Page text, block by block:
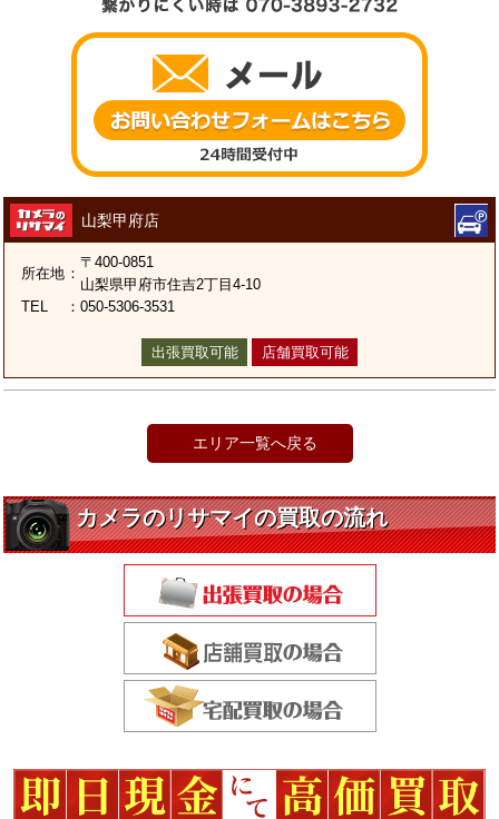
山梨甲府店
所在地 ：
〒400-0851
山梨県甲府市住吉2丁目4-10
TEL
： 050-5306-3531
出張買取可能 店舗買取可能
エリア一覧へ戻る